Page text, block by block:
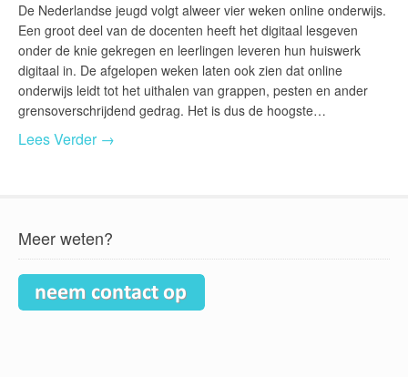
De Nederlandse jeugd volgt alweer vier weken online onderwijs.
Een groot deel van de docenten heeft het digitaal lesgeven
onder de knie gekregen en leerlingen leveren hun huiswerk
digitaal in. De afgelopen weken laten ook zien dat online
onderwijs leidt tot het uithalen van grappen, pesten en ander
grensoverschrijdend gedrag. Het is dus de hoogste…
Lees Verder →
Meer weten?